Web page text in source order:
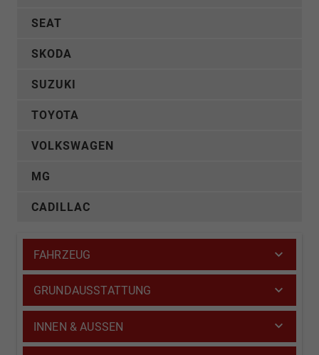
SEAT
SKODA
SUZUKI
TOYOTA
VOLKSWAGEN
MG
CADILLAC
FAHRZEUG
GRUNDAUSSTATTUNG
INNEN & AUSSEN